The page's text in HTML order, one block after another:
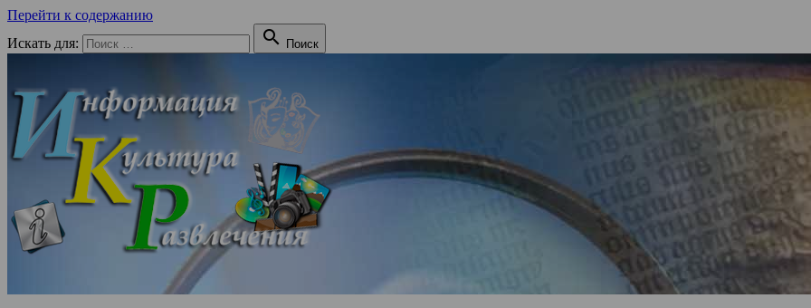
Перейти к содержанию
Искать для:
 Поиск